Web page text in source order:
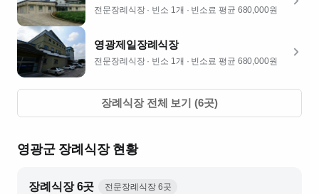
빈소 평균
625,000
전문장례식장· 빈소 1개 · 빈소료 평균 680,000원
영광제일장례식장
전문장례식장· 빈소 1개 · 빈소료 평균 680,000원
장례식장 전체 보기 (6곳)
영광군장례식장 현황
장례식장6곳 전문장례식장 6곳